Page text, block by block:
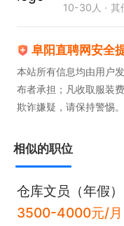
10-30人 其
阜阳直聘网安全
本站所有信息均由用户
布者承担；凡收取服装
欺诈嫌疑，请保持警惕。
相似的职位
仓库文员（年假）
3500-4000元/月